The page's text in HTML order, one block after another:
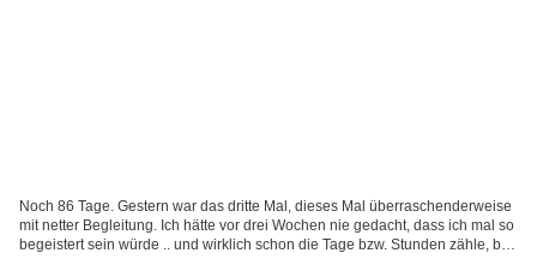
Noch 86 Tage. Gestern war das dritte Mal, dieses Mal überraschenderweise
mit netter Begleitung. Ich hätte vor drei Wochen nie gedacht, dass ich mal so
begeistert sein würde .. und wirklich schon die Tage bzw. Stunden zähle, bis